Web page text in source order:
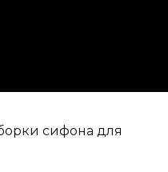
сифона для